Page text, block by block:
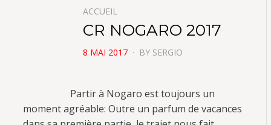
ACCUEIL
CR NOGARO 2017
POSTED
8 MAI 2017 BY SERGIO
Partir à Nogaro est toujours un
moment agréable: Outre un parfum de vacances